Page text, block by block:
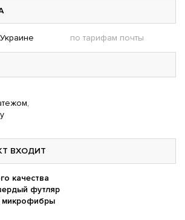
по тарифам почты
ВХОДИТ
качества
футляр
микрофибры